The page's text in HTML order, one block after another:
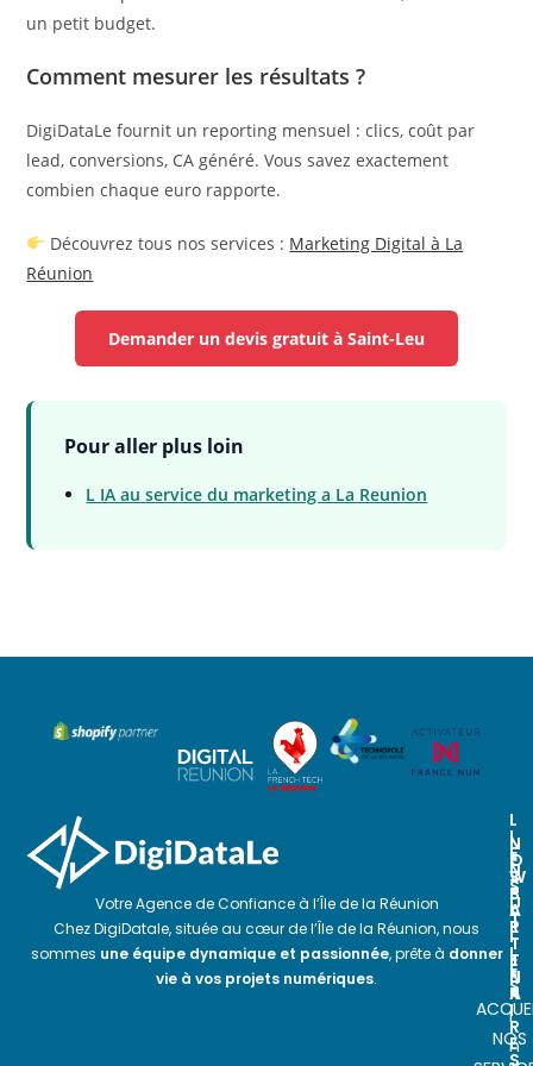
un petit budget.
Comment mesurer les résultats ?
DigiDataLe fournit un reporting mensuel : clics, coût par
lead, conversions, CA généré. Vous savez exactement
combien chaque euro rapporte.
Découvrez tous nos services : Marketing Digital à La
Réunion
Demander un devis gratuit à Saint-Leu
Pour aller plus loin
L IA au service du marketing a La Reunion
Votre Agence de Confiance à l’Île de la Réunion
Chez DigiDatale, située au cœur de l’Île de la Réunion, nous
sommes une équipe dynamique et passionnée, prête à donner
vie à vos projets numériques.
L
I
E
N
S
U
T
I
L
E
S
NOS
N
O
S
P
A
R
T
E
N
A
I
R
E
S
N
E
W
S
L
E
T
T
E
R
I
n